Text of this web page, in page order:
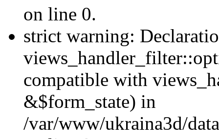
on line 0.
strict warning:
compatible with
&$form_state) in
/var/www/ukraina3d/